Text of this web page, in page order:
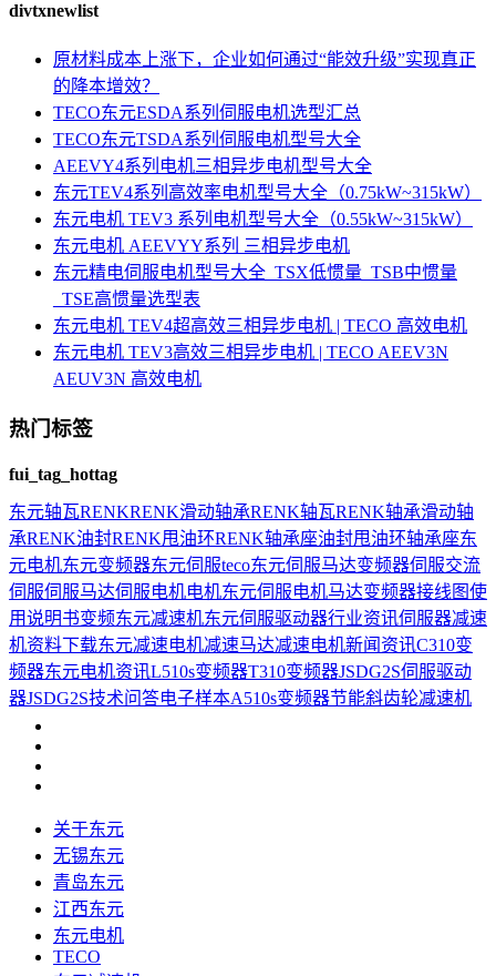
divtxnewlist
原材料成本上涨下，企业如何通过“能效升级”实现真正
的降本增效？
TECO东元ESDA系列伺服电机选型汇总
TECO东元TSDA系列伺服电机型号大全
AEEVY4系列电机三相异步电机型号大全
东元TEV4系列高效率电机型号大全（0.75kW~315kW）
东元电机 TEV3 系列电机型号大全（0.55kW~315kW）
东元电机 AEEVYY系列 三相异步电机
东元精电伺服电机型号大全_TSX低惯量_TSB中惯量
_TSE高惯量选型表
东元电机 TEV4超高效三相异步电机 | TECO 高效电机
东元电机 TEV3高效三相异步电机 | TECO AEEV3N
AEUV3N 高效电机
热门标签
fui_tag_hottag
东元轴瓦RENKRENK滑动轴承RENK轴瓦RENK轴承滑动轴
承RENK油封RENK甩油环RENK轴承座油封甩油环轴承座东
元电机东元变频器东元伺服teco东元伺服马达变频器伺服交流
伺服伺服马达伺服电机电机东元伺服电机马达变频器接线图使
用说明书变频东元减速机东元伺服驱动器行业资讯伺服器减速
机资料下载东元减速电机减速马达减速电机新闻资讯C310变
频器东元电机资讯L510s变频器T310变频器JSDG2S伺服驱动
器JSDG2S技术问答电子样本A510s变频器节能斜齿轮减速机
关于东元
无锡东元
青岛东元
江西东元
东元电机
TECO